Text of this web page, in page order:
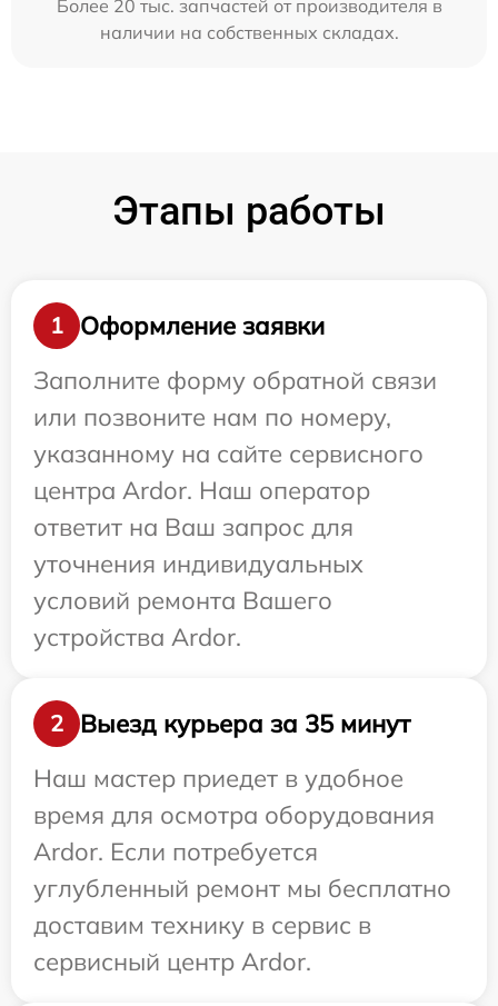
Более 20 тыс. запчастей от производителя в
наличии на собственных складах.
Этапы работы
1
Оформление заявки
Заполните форму обратной связи
или позвоните нам по номеру,
указанному на сайте сервисного
центра Ardor. Наш оператор
ответит на Ваш запрос для
уточнения индивидуальных
условий ремонта Вашего
устройства Ardor.
2
Выезд курьера за 35 минут
Наш мастер приедет в удобное
время для осмотра оборудования
Ardor. Если потребуется
углубленный ремонт мы бесплатно
доставим технику в сервис в
сервисный центр Ardor.